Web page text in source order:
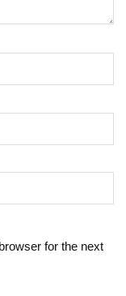
for the next